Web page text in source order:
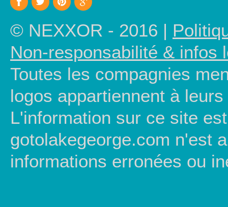
© NEXXOR - 2016 |
Non-responsabilité & infos
Toutes les compagnies
logos appartiennent à
L'information sur ce site
gotolakegeorge.com n'est
informations erronées ou